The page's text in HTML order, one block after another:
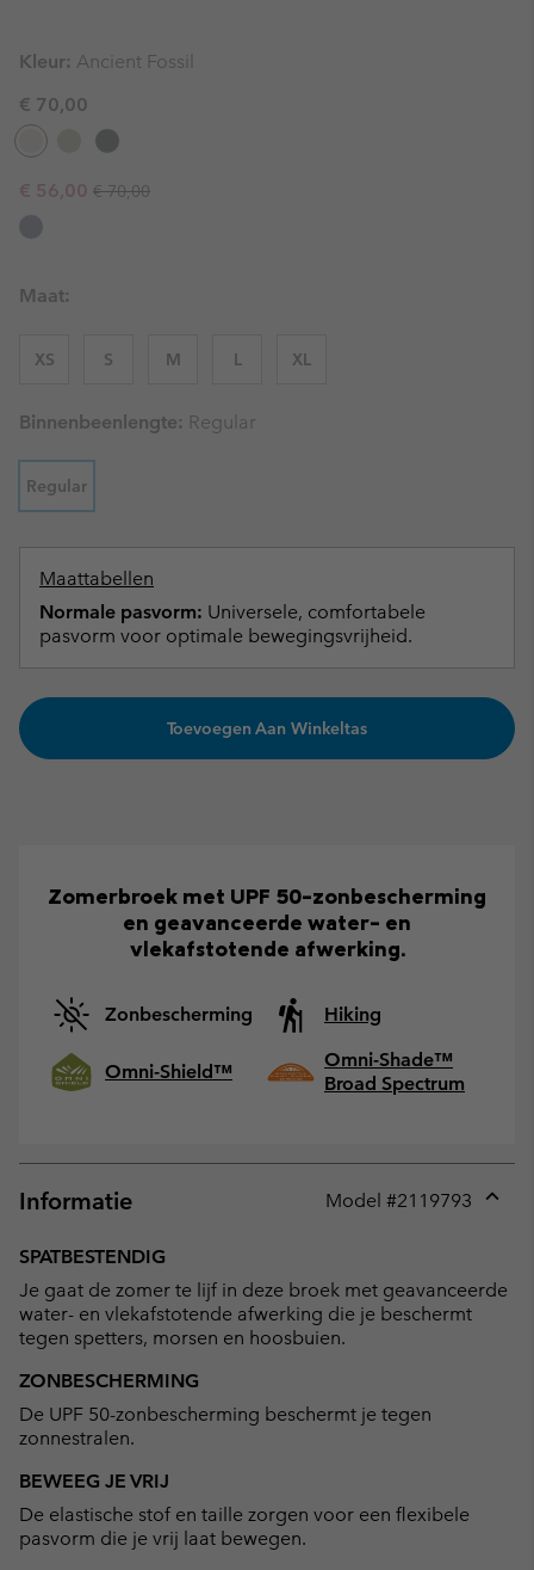
Kleur: Ancient Fossil
€ 70,00
Sale price:
€ 56,00 Regular price:
€ 70,00
Maat:
XS S M L XL
Binnenbeenlengte: Regular
Regular
Maattabellen
Normale pasvorm: Universele, comfortabele
pasvorm voor optimale bewegingsvrijheid.
Toevoegen Aan Winkeltas
Zomerbroek met UPF 50-zonbescherming
en geavanceerde water- en
vlekafstotende afwerking.
Zonbescherming Hiking
Omni-Shield™
Omni-Shade™
Broad Spectrum
Informatie Model #2119793
SPATBESTENDIG
Je gaat de zomer te lijf in deze broek met geavanceerde
water- en vlekafstotende afwerking die je beschermt
tegen spetters, morsen en hoosbuien.
ZONBESCHERMING
De UPF 50-zonbescherming beschermt je tegen
zonnestralen.
BEWEEG JE VRIJ
De elastische stof en taille zorgen voor een flexibele
pasvorm die je vrij laat bewegen.